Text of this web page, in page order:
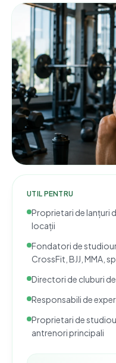
UTIL PENTRU
Proprietari de lanțuri
locații
Fondatori de
CrossFit, BJJ, MMA,
Directori de cluburi
Responsabili de
Proprietari de
antrenori principali